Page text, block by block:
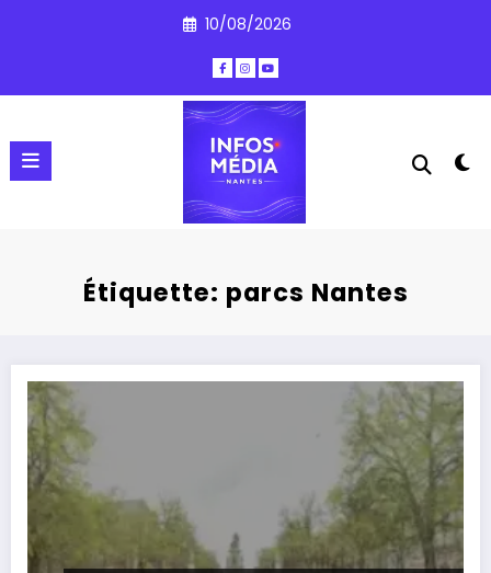
10/08/2026
Étiquette: parcs Nantes